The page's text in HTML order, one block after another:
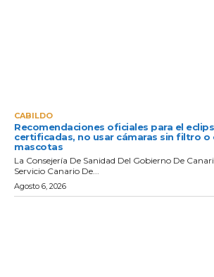
CABILDO
Recomendaciones oficiales para el
certificadas, no usar cámaras sin filtro o
mascotas
La Consejería De Sanidad Del Gobierno De
Servicio Canario De...
Agosto 6, 2026